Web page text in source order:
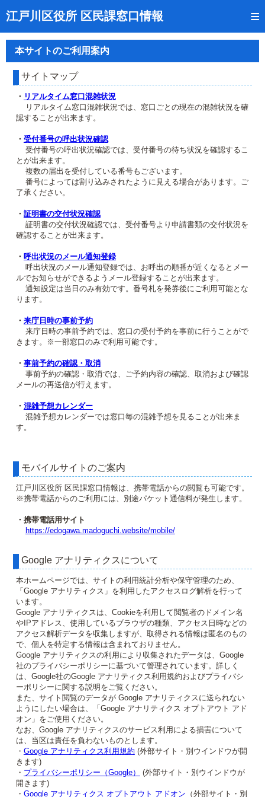
江戸川区役所 区民課窓口情報
トップページ
受付番号の呼出状況確認
証明書の交付状況確認
呼出状況のメール通知登録
来庁日時の事前予約
事前予約の確認・取消
混雑予想カレンダー
本サイトのご利用案内
本サイトのご利用案内
サイトマップ
・ リアルタイム窓口混雑状況
リアルタイム窓口混雑状況では、窓口ごとの現在の混雑状況を確
認することが出来ます。
・ 受付番号の呼出状況確認
受付番号の呼出状況確認では、受付番号の待ち状況を確認するこ
とが出来ます。
複数の届出を受付している番号もございます。
番号によっては割り込みされたように見える場合があります。ご
了承ください。
・ 証明書の交付状況確認
証明書の交付状況確認では、受付番号より申請書類の交付状況を
確認することが出来ます。
・ 呼出状況のメール通知登録
呼出状況のメール通知登録では、お呼出の順番が近くなるとメー
ルでお知らせができるようメール登録することが出来ます。
通知設定は当日のみ有効です。番号札を発券後にご利用可能とな
ります。
・ 来庁日時の事前予約
来庁日時の事前予約では、窓口の受付予約を事前に行うことがで
きます。※一部窓口のみで利用可能です。
・ 事前予約の確認・取消
事前予約の確認・取消では、ご予約内容の確認、取消および確認
メールの再送信が行えます。
・ 混雑予想カレンダー
混雑予想カレンダーでは窓口毎の混雑予想を見ることが出来ま
す。
モバイルサイトのご案内
江戸川区役所 区民課窓口情報は、携帯電話からの閲覧も可能です。
※携帯電話からのご利用には、別途パケット通信料が発生します。
・携帯電話用サイト
https://edogawa.madoguchi.website/mobile/
Google アナリティクスについて
本ホームページでは、サイトの利用統計分析や保守管理のため、
「Google アナリティクス」を利用したアクセスログ解析を行って
います。
Google アナリティクスは、Cookieを利用して閲覧者のドメイン名
やIPアドレス、使用しているブラウザの種類、アクセス日時などの
アクセス解析データを収集しますが、取得される情報は匿名のもの
で、個人を特定する情報は含まれておりません。
Google アナリティクスの利用により収集されたデータは、Google
社のプライバシーポリシーに基づいて管理されています。詳しく
は、Google社のGoogle アナリティクス利用規約およびプライバシ
ーポリシーに関する説明をご覧ください。
また、サイト閲覧のデータが Google アナリティクスに送られない
ようにしたい場合は、「Google アナリティクス オプトアウト アド
オン」をご使用ください。
なお、Google アナリティクスのサービス利用による損害について
は、当区は責任を負わないものとします。
・ Google アナリティクス利用規約 (外部サイト・別ウインドウが開
きます)
・ プライバシーポリシー（Google）
(外部サイト・別ウインドウが
開きます)
・ Google アナリティクス オプトアウト アドオン （外部サイト・別